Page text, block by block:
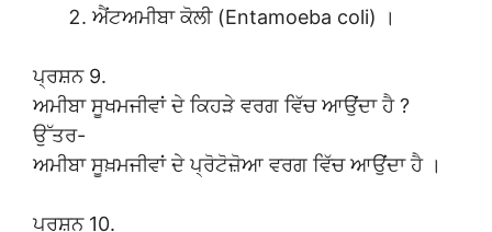
ਐਂਟਅਮੀਬਾ ਕੋਲੀ (Entamoeba coli) ।
ਪ੍ਰਸ਼ਨ 9.
ਅਮੀਬਾ ਸੂਖਮਜੀਵਾਂ ਦੇ ਕਿਹੜੇ ਵਰਗ ਵਿੱਚ ਆਉਂਦਾ ਹੈ ?
ਉੱਤਰ-
ਅਮੀਬਾ ਸੂਖ਼ਮਜੀਵਾਂ ਦੇ ਪ੍ਰੋਟੋਜ਼ੋਆ ਵਰਗ ਵਿੱਚ ਆਉਂਦਾ ਹੈ ।
ਪ੍ਰਸ਼ਨ 10.